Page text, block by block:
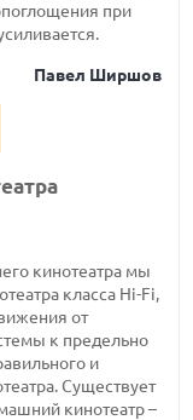
при
Павел Ширшов
кинотеатра мы
класса Hi-Fi,
от
к предельно
и
Существует
кинотеатр –